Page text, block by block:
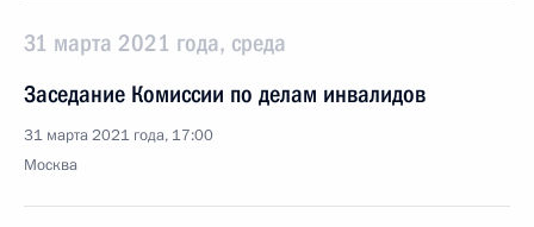
31 марта 2021 года, среда
Заседание Комиссии по делам инвалидов
31 марта 2021 года, 17:00
Москва